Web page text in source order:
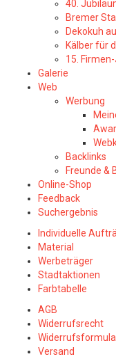
40.
Bremer
Dekokuh
Kälber für
15.
Galerie
Web
Werbung
Backlinks
Freunde &
Online-Shop
Feedback
Suchergebnis
Individuelle
Material
Werbeträger
Stadtaktionen
Farbtabelle
AGB
Widerrufsrecht
Versand